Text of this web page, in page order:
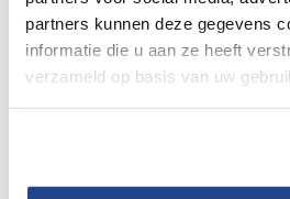
partners kunnen deze gegevens
informatie die u aan ze heeft
verzameld op basis van uw
Geen product gedefinieerd